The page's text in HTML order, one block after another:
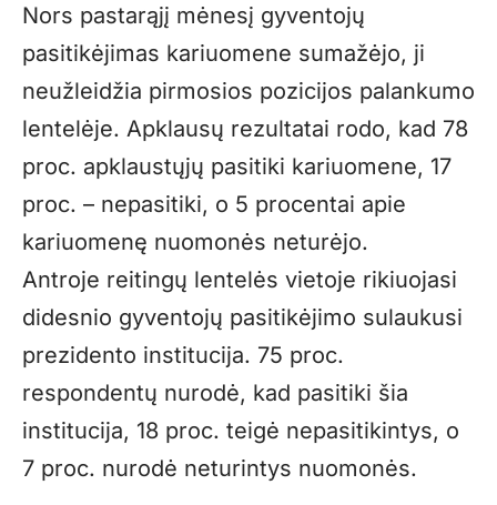
Nors pastarąjį mėnesį gyventojų
pasitikėjimas kariuomene sumažėjo, ji
neužleidžia pirmosios pozicijos palankumo
lentelėje. Apklausų rezultatai rodo, kad 78
proc. apklaustųjų pasitiki kariuomene, 17
proc. – nepasitiki, o 5 procentai apie
kariuomenę nuomonės neturėjo.
Antroje reitingų lentelės vietoje rikiuojasi
didesnio gyventojų pasitikėjimo sulaukusi
prezidento institucija. 75 proc.
respondentų nurodė, kad pasitiki šia
institucija, 18 proc. teigė nepasitikintys, o
7 proc. nurodė neturintys nuomonės.